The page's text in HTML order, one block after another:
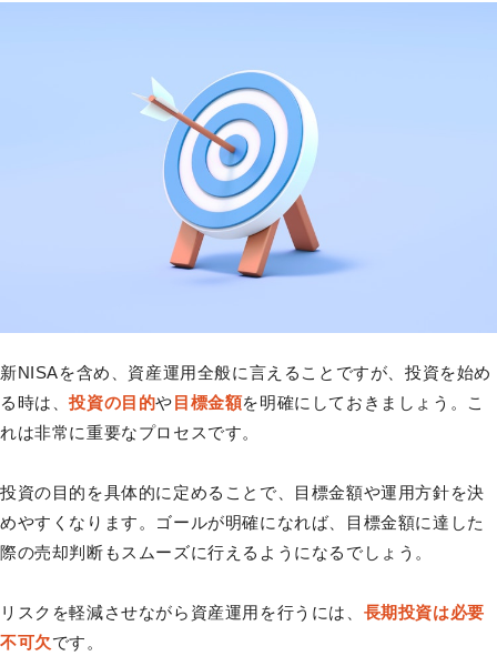
新NISAを含め、資産運用全般に言えることですが、投資を始め
る時は、投資の目的や 目標金額を明確にしておきましょう。こ
れは非常に重要なプロセスです。
投資の目的を具体的に定めることで、目標金額や運用方針を決
めやすくなります。ゴールが明確になれば、目標金額に達した
際の売却判断もスムーズに行えるようになるでしょう。
リスクを軽減させながら資産運用を行うには、 長期投資は必要
不可欠です。